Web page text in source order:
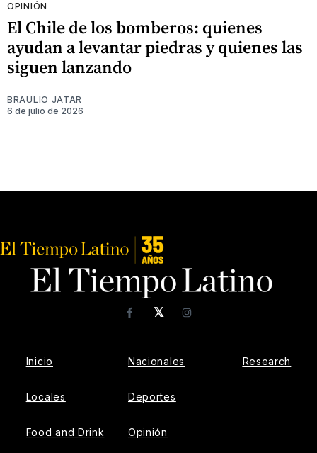
OPINIÓN
El Chile de los bomberos: quienes
ayudan a levantar piedras y quienes las
siguen lanzando
BRAULIO JATAR
6 de julio de 2026
𝕏
FacebookInstagram
Inicio
Locales
Food and Drink
Nacionales
Deportes
Opinión
Research